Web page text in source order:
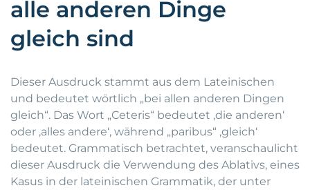
alle anderen Dinge
gleich sind
Dieser Ausdruck stammt aus dem Lateinischen
und bedeutet wörtlich „bei allen anderen Dingen
gleich“. Das Wort „Ceteris“ bedeutet ‚die anderen‘
oder ‚alles andere‘, während „paribus“ ‚gleich‘
bedeutet. Grammatisch betrachtet, veranschaulicht
dieser Ausdruck die Verwendung des Ablativs, eines
Kasus in der lateinischen Grammatik, der unter